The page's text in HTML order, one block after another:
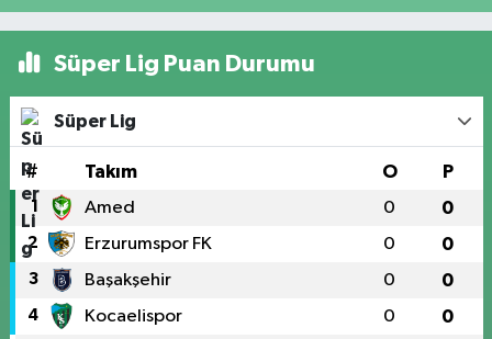
Süper Lig Puan Durumu
Süper Lig
# Takım O P
1 Amed 0 0
2 Erzurumspor FK 0 0
3 Başakşehir 0 0
4 Kocaelispor 0 0